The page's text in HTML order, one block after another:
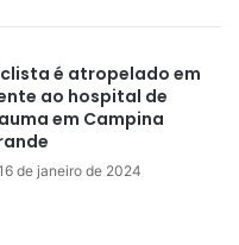
é atropelado em
ao hospital de
em Campina
de janeiro de 2024